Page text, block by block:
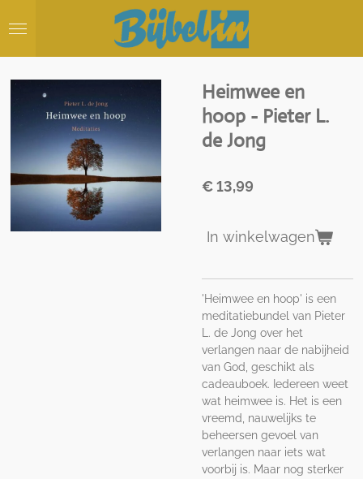
direct
hoofdinhoud
Heimwee en
hoop - Pieter L.
de Jong
€ 13,99
In winkelwagen
'Heimwee en hoop' is een
meditatiebundel van Pieter
L. de Jong over het
verlangen naar de nabijheid
van God, geschikt als
cadeauboek. Iedereen weet
wat heimwee is. Het is een
vreemd, nauwelijks te
beheersen gevoel van
verlangen naar iets wat
voorbij is. Maar nog sterker